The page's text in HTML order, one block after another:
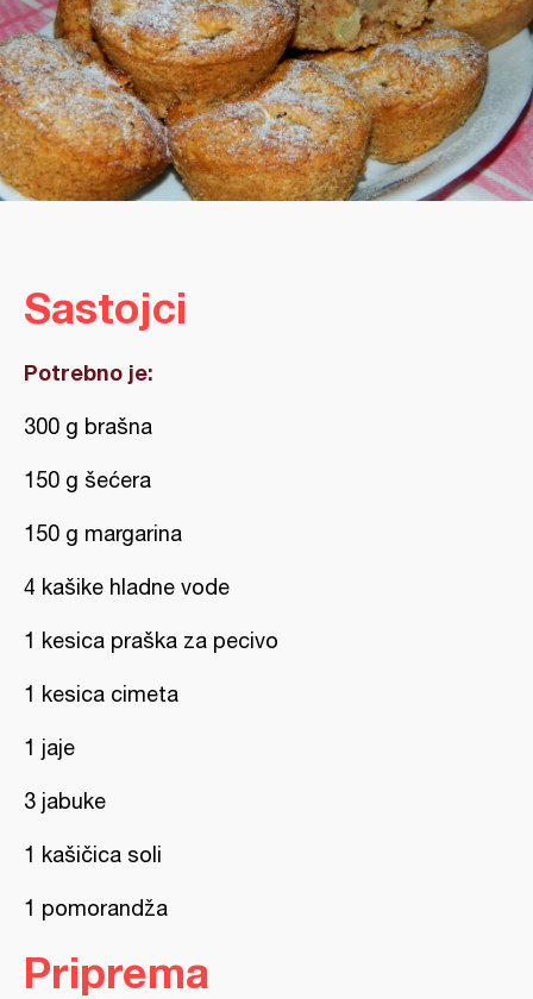
Sastojci
Potrebno je:
300 g brašna
150 g šećera
150 g margarina
4 kašike hladne vode
1 kesica praška za pecivo
1 kesica cimeta
1 jaje
3 jabuke
1 kašičica soli
1 pomorandža
Priprema